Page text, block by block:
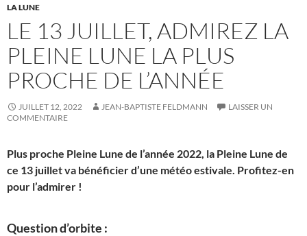
LA LUNE
LE 13 JUILLET, ADMIREZ LA
PLEINE LUNE LA PLUS
PROCHE DE L’ANNÉE
JUILLET 12, 2022 JEAN-BAPTISTE FELDMANN
LAISSER UN
COMMENTAIRE
Plus proche Pleine Lune de l’année 2022, la Pleine Lune de
ce 13 juillet va bénéficier d’une météo estivale. Profitez-en
pour l’admirer !
Question d’orbite :